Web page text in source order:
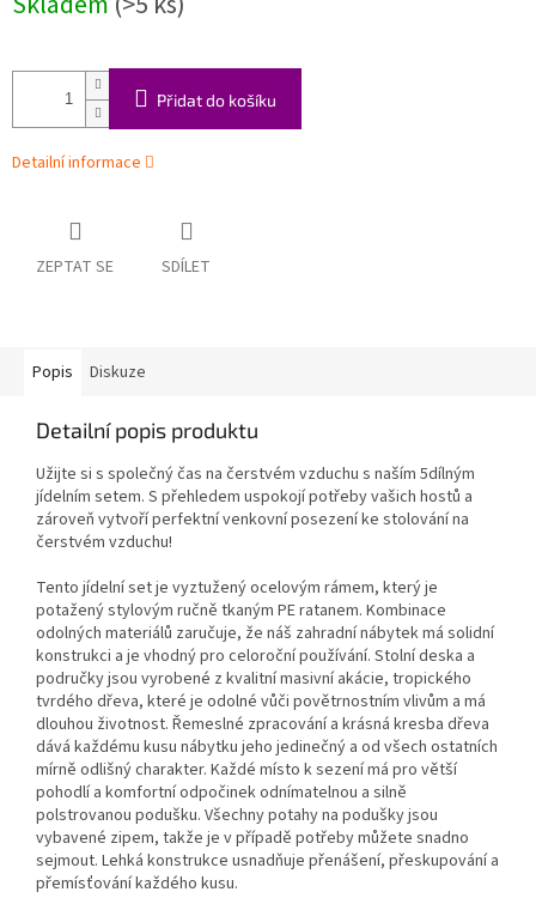
cena:
Přidat do košíku
Detailní informace
ZEPTAT SE SDÍLET
Popis Diskuze
Detailní popis produktu
Užijte si s společný čas na čerstvém vzduchu s naším 5dílným
jídelním setem. S přehledem uspokojí potřeby vašich hostů a
zároveň vytvoří perfektní venkovní posezení ke stolování na
čerstvém vzduchu!
Tento jídelní set je vyztužený ocelovým rámem, který je
potažený stylovým ručně tkaným PE ratanem. Kombinace
odolných materiálů zaručuje, že náš zahradní nábytek má solidní
konstrukci a je vhodný pro celoroční používání. Stolní deska a
područky jsou vyrobené z kvalitní masivní akácie, tropického
tvrdého dřeva, které je odolné vůči povětrnostním vlivům a má
dlouhou životnost. Řemeslné zpracování a krásná kresba dřeva
dává každému kusu nábytku jeho jedinečný a od všech ostatních
mírně odlišný charakter. Každé místo k sezení má pro větší
pohodlí a komfortní odpočinek odnímatelnou a silně
polstrovanou podušku. Všechny potahy na podušky jsou
vybavené zipem, takže je v případě potřeby můžete snadno
sejmout. Lehká konstrukce usnadňuje přenášení, přeskupování a
přemísťování každého kusu.